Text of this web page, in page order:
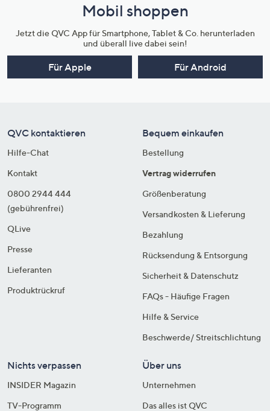
Mobil shoppen
Jetzt die QVC App für Smartphone, Tablet & Co. herunterladen
und überall live dabei sein!
Für Apple Für Android
QVC kontaktieren
Hilfe-Chat
Kontakt
0800 2944 444
(gebührenfrei)
QLive
Presse
Lieferanten
Produktrückruf
Bequem einkaufen
Bestellung
Vertrag widerrufen
Größenberatung
Versandkosten & Lieferung
Bezahlung
Rücksendung & Entsorgung
Sicherheit & Datenschutz
FAQs - Häufige Fragen
Hilfe & Service
Beschwerde/ Streitschlichtung
Nichts verpassen
INSIDER Magazin
TV-Programm
Über uns
Unternehmen
Das alles ist QVC